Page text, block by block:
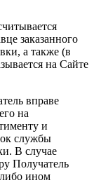
заказанного
а также (в
на Сайте
вправе
на
и
службы
В случае
Получатель
либо ином